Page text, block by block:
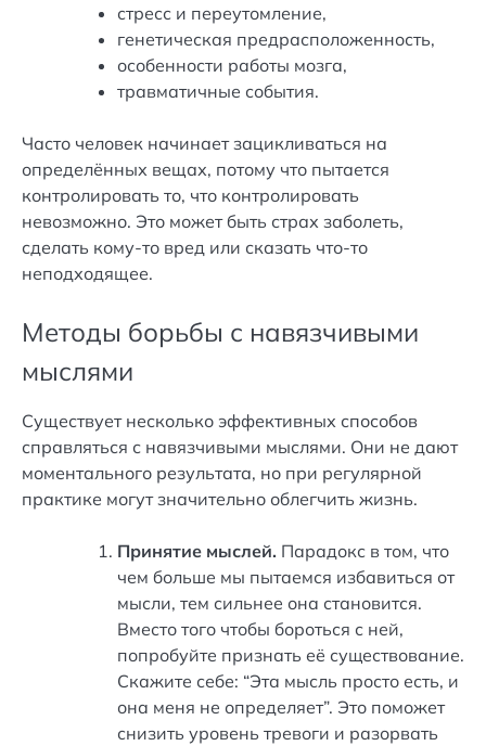
стресс и переутомление,
генетическая предрасположенность,
особенности работы мозга,
травматичные события.
Часто человек начинает зацикливаться на
определённых вещах, потому что пытается
контролировать то, что контролировать
невозможно. Это может быть страх заболеть,
сделать кому-то вред или сказать что-то
неподходящее.
Методы борьбы с навязчивыми
мыслями
Существует несколько эффективных способов
справляться с навязчивыми мыслями. Они не дают
моментального результата, но при регулярной
практике могут значительно облегчить жизнь.
Принятие мыслей. Парадокс в том, что
чем больше мы пытаемся избавиться от
мысли, тем сильнее она становится.
Вместо того чтобы бороться с ней,
попробуйте признать её существование.
Скажите себе: “Эта мысль просто есть, и
она меня не определяет”. Это поможет
снизить уровень тревоги и разорвать